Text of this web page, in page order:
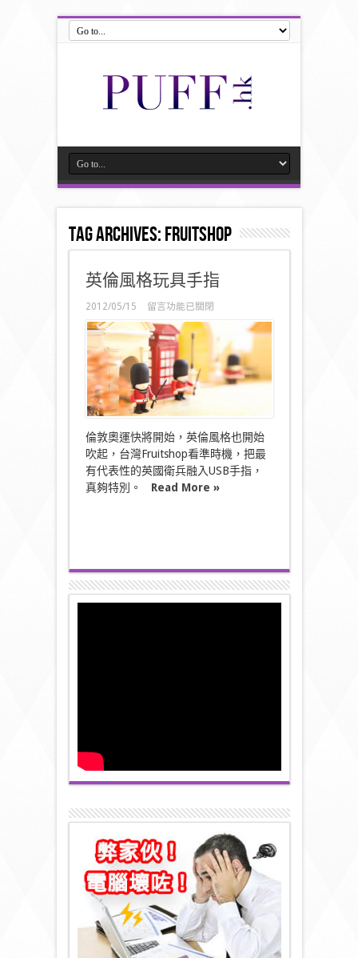
Tag Archives:fruitshop
英倫風格玩具手指
2012/05/15
在
〈英
倫
風
格
玩
具
手
指〉
留言功能已關閉
倫敦奧運快將開始，英倫風格也開始
吹起，台灣Fruitshop看準時機，把最
有代表性的英國衛兵融入USB手指，
真夠特別。 Read More »